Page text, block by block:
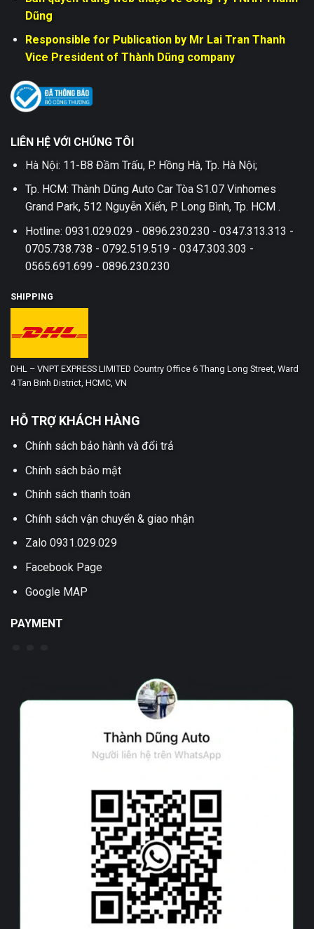
Dũng
Responsible for Publication by Mr Lai Tran Thanh
Vice President of Thành Dũng company
LIÊN HỆ VỚI CHÚNG TÔI
Hà Nội: 11-B8 Đầm Trấu, P. Hồng Hà, Tp. Hà Nội;
Tp. HCM: Thành Dũng Auto Car Tòa S1.07 Vinhomes
Grand Park, 512 Nguyễn Xiển, P. Long Bình, Tp. HCM .
Hotline: 0931.029.029 - 0896.230.230 - 0347.313.313 -
0705.738.738 - 0792.519.519 - 0347.303.303 -
0565.691.699 - 0896.230.230
SHIPPING
DHL – VNPT EXPRESS LIMITED Country Office 6 Thang Long Street, Ward
4 Tan Binh District, HCMC, VN
HỖ TRỢ KHÁCH HÀNG
Chính sách bảo hành và đổi trả
Chính sách bảo mật
Chính sách thanh toán
Chính sách vận chuyển & giao nhận
Zalo 0931.029.029
Facebook Page
Google MAP
PAYMENT